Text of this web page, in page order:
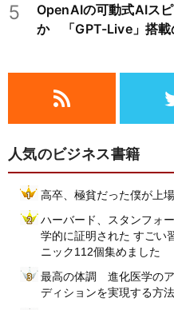
5
OpenAIの可動式AIス
か 「GPT-Live」搭載
人気のビジネス書籍
高卒、極貧だった僕が上
ハーバード、スタンフォ
学的に証明された すごい
ニック112個集めました
最高の体調 進化医学の
ディションを実現する方法